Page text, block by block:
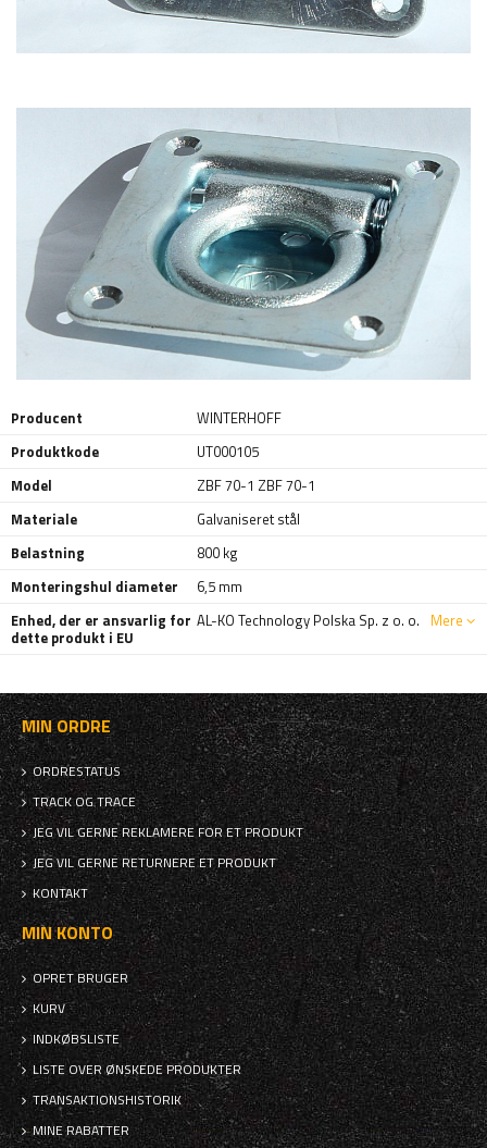
Producent
WINTERHOFF
Produktkode
UT000105
Model
ZBF 70-1 ZBF 70-1
Materiale
Galvaniseret stål
Belastning
800 kg
Monteringshul diameter
6,5 mm
Enhed, der er ansvarlig for
dette produkt i EU
AL-KO Technology Polska Sp. z o. o. Mere
MIN ORDRE
ORDRESTATUS
TRACK OG TRACE
JEG VIL GERNE REKLAMERE FOR ET PRODUKT
JEG VIL GERNE RETURNERE ET PRODUKT
KONTAKT
MIN KONTO
OPRET BRUGER
KURV
INDKØBSLISTE
LISTE OVER ØNSKEDE PRODUKTER
TRANSAKTIONSHISTORIK
MINE RABATTER